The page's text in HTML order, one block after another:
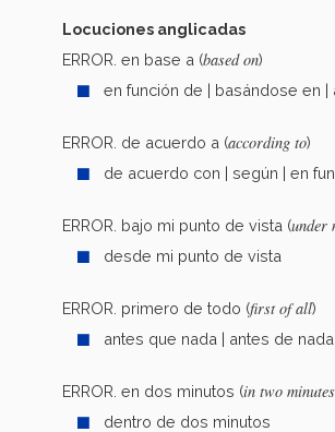
Locuciones anglicadas
ERROR. en base a (based on)
en función de | basándose en
ERROR. de acuerdo a (according to)
de acuerdo con | según | en
ERROR. bajo mi punto de vista (under
desde mi punto de vista
ERROR. primero de todo (first of all)
antes que nada | antes de nada
ERROR. en dos minutos (in two
dentro de dos minutos